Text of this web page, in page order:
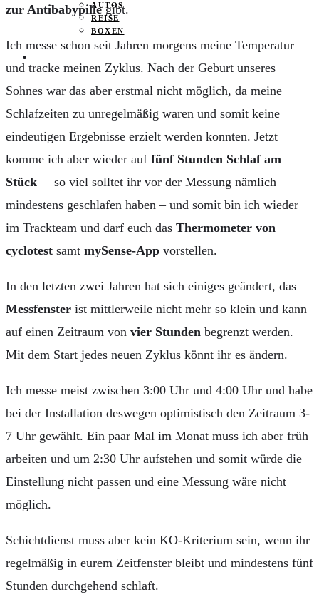
AUTOS
REISE
BOXEN
zur Antibabypillegibt.
Ich messe schon seit Jahren morgens meine Temperatur
und tracke meinen Zyklus. Nach der Geburt unseres
Sohnes war das aber erstmal nicht möglich, da meine
Schlafzeiten zu unregelmäßig waren und somit keine
eindeutigen Ergebnisse erzielt werden konnten. Jetzt
komme ich aber wieder auf fünf Stunden Schlaf am
Stück – so viel solltet ihr vor der Messung nämlich
mindestens geschlafen haben – und somit bin ich wieder
im Trackteam und darf euch das Thermometer von
cyclotest samt mySense-App vorstellen.
In den letzten zwei Jahren hat sich einiges geändert, das
Messfenster ist mittlerweile nicht mehr so klein und kann
auf einen Zeitraum von vier Stunden begrenzt werden.
Mit dem Start jedes neuen Zyklus könnt ihr es ändern.
Ich messe meist zwischen 3:00 Uhr und 4:00 Uhr und habe
bei der Installation deswegen optimistisch den Zeitraum 3-
7 Uhr gewählt. Ein paar Mal im Monat muss ich aber früh
arbeiten und um 2:30 Uhr aufstehen und somit würde die
Einstellung nicht passen und eine Messung wäre nicht
möglich.
Schichtdienst muss aber kein KO-Kriterium sein, wenn ihr
regelmäßig in eurem Zeitfenster bleibt und mindestens fünf
Stunden durchgehend schlaft.